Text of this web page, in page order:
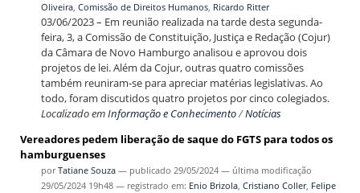
Oliveira, Comissão de Direitos Humanos, Ricardo Ritter
03/06/2023 – Em reunião realizada na tarde desta segunda-
feira, 3, a Comissão de Constituição, Justiça e Redação (Cojur)
da Câmara de Novo Hamburgo analisou e aprovou dois
projetos de lei. Além da Cojur, outras quatro comissões
também reuniram-se para apreciar matérias legislativas. Ao
todo, foram discutidos quatro projetos por cinco colegiados.
Localizado emInformação e Conhecimento/Notícias
Vereadores pedem liberação de saque do FGTS para todos os
hamburguenses
porTatiane Souza — publicado 29/05/2024 — última modificação
29/05/2024 19h48 — registrado em: Enio Brizola, Cristiano Coller, Felipe